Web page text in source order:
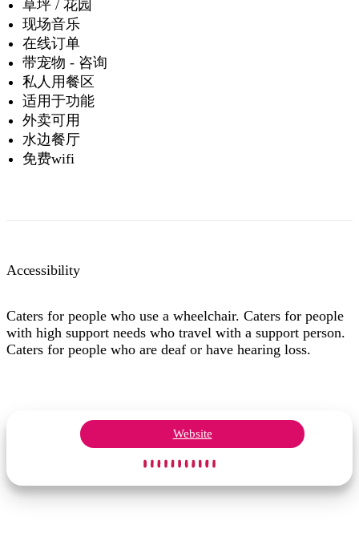
草坪 / 花园
现场音乐
在线订单
带宠物 - 咨询
私人用餐区
适用于功能
外卖可用
水边餐厅
免费wifi
Accessibility
Caters for people who use a wheelchair. Caters for people
with high support needs who travel with a support person.
Caters for people who are deaf or have hearing loss.
Website